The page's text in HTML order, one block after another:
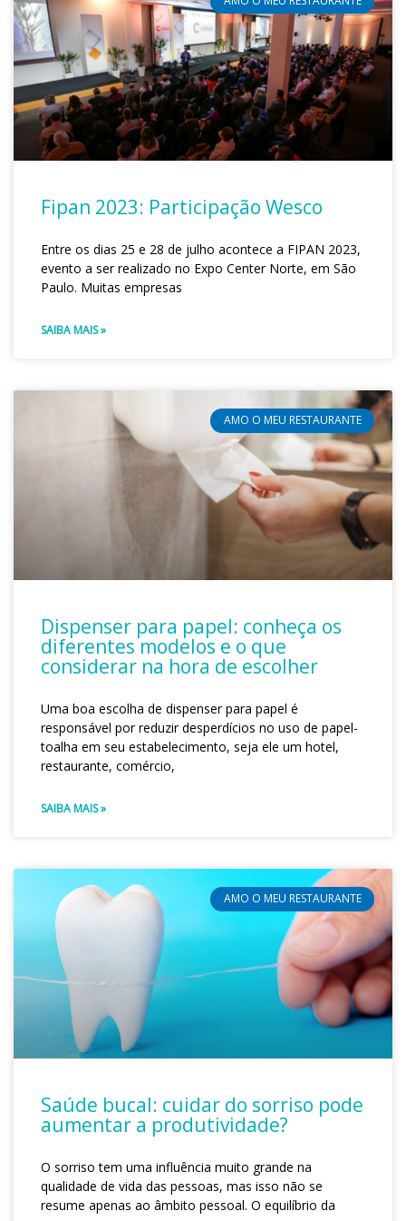
Fipan 2023: Participação Wesco
Entre os dias 25 e 28 de julho acontece a FIPAN 2023,
evento a ser realizado no Expo Center Norte, em São
Paulo. Muitas empresas
SAIBA MAIS »
AMO O MEU RESTAURANTE
Dispenser para papel: conheça os
diferentes modelos e o que
considerar na hora de escolher
Uma boa escolha de dispenser para papel é
responsável por reduzir desperdícios no uso de papel-
toalha em seu estabelecimento, seja ele um hotel,
restaurante, comércio,
SAIBA MAIS »
AMO O MEU RESTAURANTE
Saúde bucal: cuidar do sorriso pode
aumentar a produtividade?
O sorriso tem uma influência muito grande na
qualidade de vida das pessoas, mas isso não se
resume apenas ao âmbito pessoal. O equilíbrio da